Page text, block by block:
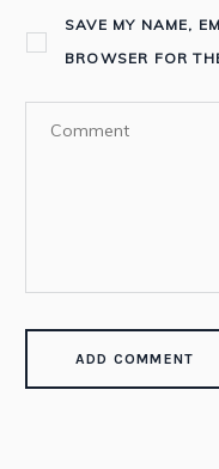
SAVE MY NAME,
BROWSER FOR